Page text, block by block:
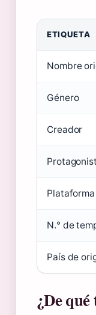
ETIQUETA
Nombre
Género
Creador
N.° de
País de
¿De